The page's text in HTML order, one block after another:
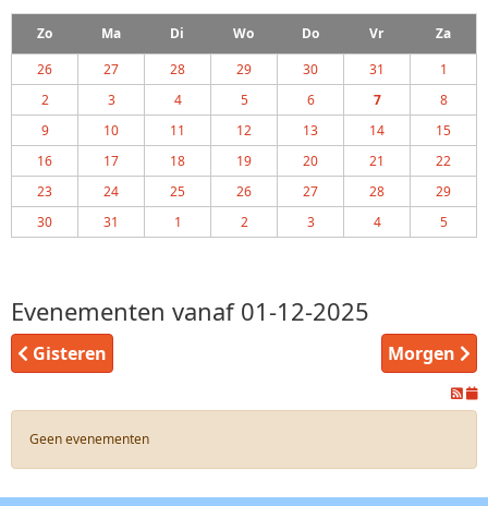
Zo Ma Di Wo Do Vr
Za
26
27 28 29 30 31
1
2
3 4 5 6 7
8
9
10 11 12 13 14
15
16
17 18 19 20 21
22
23
24 25 26 27 28
29
30
31 1 2 3 4 5
Evenementen vanaf 01-12-2025
Gisteren Morgen
Geen evenementen